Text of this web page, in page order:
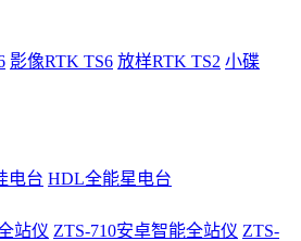
影像RTK TS6 放样RTK TS2 小碟
电台 HDL全能星电台
站仪 ZTS-710安卓智能全站仪 ZTS-